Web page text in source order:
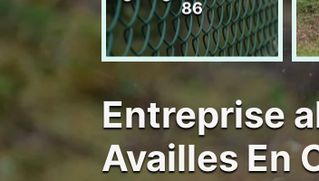
86
Entreprise
Availles En